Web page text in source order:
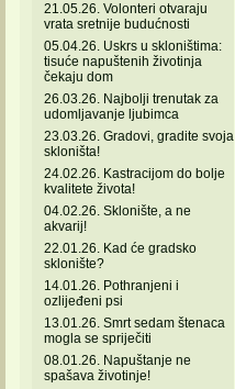
21.05.26. Volonteri otvaraju
vrata sretnije budućnosti
05.04.26. Uskrs u skloništima:
tisuće napuštenih životinja
čekaju dom
26.03.26. Najbolji trenutak za
udomljavanje ljubimca
23.03.26. Gradovi, gradite svoja
skloništa!
24.02.26. Kastracijom do bolje
kvalitete života!
04.02.26. Sklonište, a ne
akvarij!
22.01.26. Kad će gradsko
sklonište?
14.01.26. Pothranjeni i
ozlijeđeni psi
13.01.26. Smrt sedam štenaca
mogla se spriječiti
08.01.26. Napuštanje ne
spašava životinje!